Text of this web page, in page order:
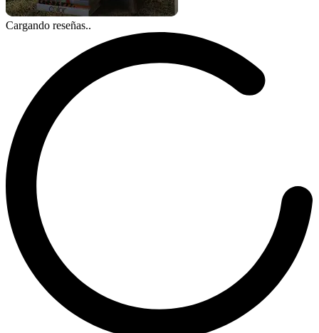
Cargando reseñas..